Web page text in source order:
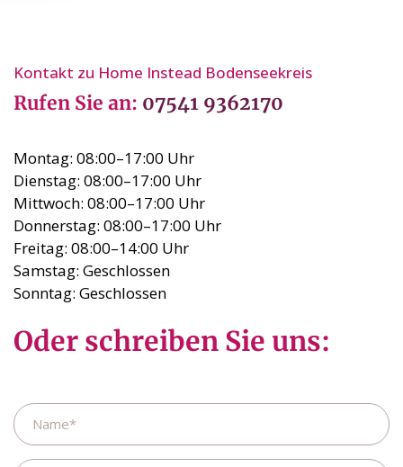
Kontakt zu Home Instead Bodenseekreis
Rufen Sie an: 07541 9362170
Montag: 08:00–17:00 Uhr
Dienstag: 08:00–17:00 Uhr
Mittwoch: 08:00–17:00 Uhr
Donnerstag: 08:00–17:00 Uhr
Freitag: 08:00–14:00 Uhr
Samstag: Geschlossen
Sonntag: Geschlossen
Oder schreiben Sie uns:
Name
Vorname